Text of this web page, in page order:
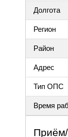
Долгота
Регион
Район
Адрес
Тип ОПС
Время